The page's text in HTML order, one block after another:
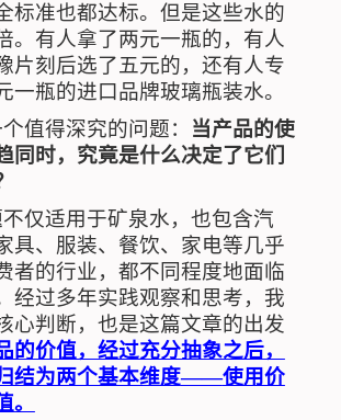
标准也都达标。但是这些水的
。有人拿了两元一瓶的，有人
片刻后选了五元的，还有人专
一瓶的进口品牌玻璃瓶装水。
值得深究的问题： 当产品的使
同时，究竟是什么决定了它们
仅适用于矿泉水，也包含汽
具、服装、餐饮、家电等几乎
者的行业，都不同程度地面临
经过多年实践观察和思考，我
心判断，也是这篇文章的出发
的价值，经过充分抽象之后，
结为两个基本维度——使用价
。